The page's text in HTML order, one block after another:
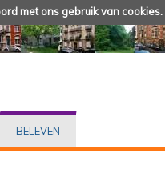
met ons gebruik van cookies.
BELEVEN